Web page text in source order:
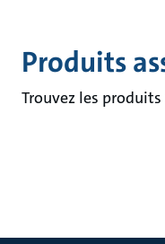
Produits
Trouvez les